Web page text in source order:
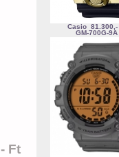
Ft
Casio 81.300,-
GM-700G-9A